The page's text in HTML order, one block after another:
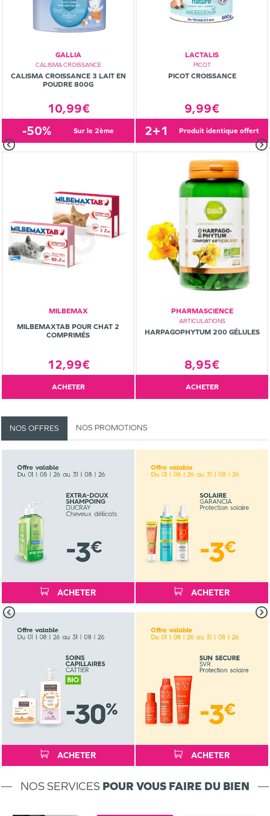
GALLIA
CALISMA CROISSANCE
CALISMA CROISSANCE 3 LAIT EN
POUDRE 800G
10,99€
-50% sur le 2ème
LACTALIS
PICOT
PICOT CROISSANCE
9,99€
2+1 produit identique offert
MILBEMAX
MILBEMAXTAB POUR CHAT 2
COMPRIMÉS
12,99€
ACHETER
PHARMASCIENCE
ARTICULATIONS
HARPAGOPHYTUM 200 GÉLULES
8,95€
ACHETER
NOS OFFRES NOS PROMOTIONS
ACHETER ACHETER
ACHETER ACHETER
NOS SERVICES POUR VOUS FAIRE DU BIEN